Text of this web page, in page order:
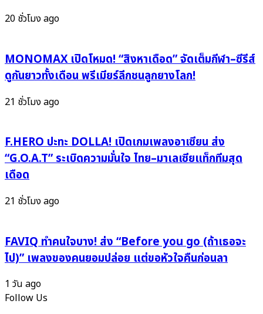
แบรนด์
ตี้ส
ตาร์
ประจำ
เดือน
หน้า
ใหม่
ฟาด
พุ่ง
แรง
เบอร์
เดือน
ซ้อน
ขยี้
ใจ
Man",
"My
Little
Boy"
ตาม
ติด
พัก!
20 ชั่วโมง ago
MONOMAX เปิดโหมด! “สิงหาเดือด” จัดเต็มกีฬา–ซีรีส์
ดูกันยาวทั้งเดือน พรีเมียร์ลีกชนลูกยางโลก!
21 ชั่วโมง ago
F.HERO ปะทะ DOLLA! เปิดเกมเพลงอาเซียน ส่ง
“G.O.A.T” ระเบิดความมั่นใจ ไทย–มาเลเซียแท็กทีมสุด
เดือด
21 ชั่วโมง ago
FAVIQ ทำคนใจบาง! ส่ง “Before you go (ถ้าเธอจะ
ไป)” เพลงของคนยอมปล่อย แต่ขอหัวใจคืนก่อนลา
1 วัน ago
Follow Us